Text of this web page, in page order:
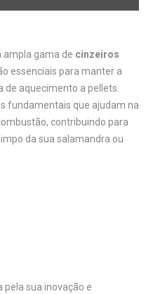
gama de cinzeiros
essenciais para manter a
de aquecimento a pellets.
fundamentais que ajudam na
contribuindo para
da sua salamandra ou
pela sua inovação e